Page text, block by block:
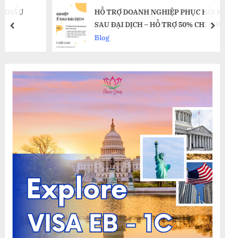
HỖ TRỢ DOANH NGHIỆP PHỤC HỒI KINH TẾ
SAU ĐẠI DỊCH – HỖ TRỢ 50% CHI PHÍ TUYỂN
DỤNG CÁC VỊ TRÍ NHÂN SỰ CẤP CAO CHỦ
CHỐT (HEADHUNTING)
Blog
prev